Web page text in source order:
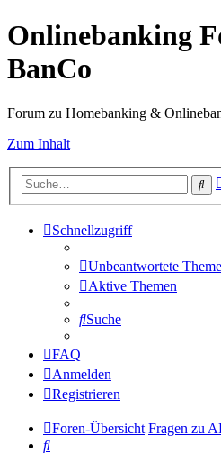
Onlinebanking
BanCo
Forum zu Homebanking &
Zum Inhalt
Schnellzugriff
Unbeantwortete
Aktive Themen
Suche
FAQ
Anmelden
Registrieren
Foren-Übersicht Fragen zu
Suche